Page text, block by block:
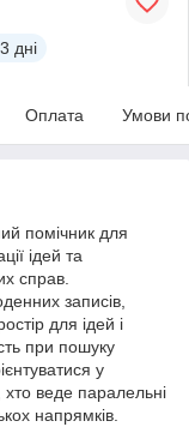
дні
Оплата Умови
помічник для
ідей та
справ.
записів,
для ідей і
при пошуку
у
веде паралельні
напрямків.